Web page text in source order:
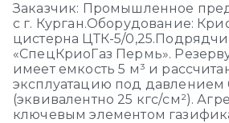
Заказчик: Промышленное
с г. Курган.Оборудование:
цистерна ЦТК-5/
«СпецКриоГаз Пермь».
имеет емкость 5 м³ и
эксплуатацию под давлением
(эквивалентно 25 кгс/см²).
ключевым элементом